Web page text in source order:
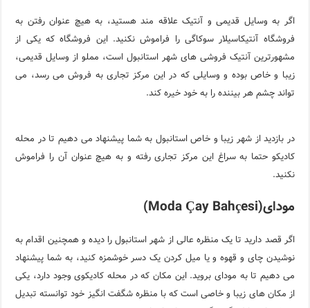
اگر به وسایل قدیمی و آنتیک علاقه مند هستید، به هیچ عنوان رفتن به
فروشگاه آنتیکاسیلار سوکاگی را فراموش نکنید. این فروشگاه که یکی از
مشهورترین آنتیک فروشی های شهر استانبول است، مملو از وسایل قدیمی،
زیبا و خاص بوده و وسایلی که در این مرکز تجاری به فروش می رسد، می
تواند چشم هر بیننده را به خود خیره کند.
در بازدید از شهر زیبا و خاص استانبول به شما پیشنهاد می دهیم تا در محله
کادیکو حتما به سراغ این مرکز تجاری رفته و به هیچ عنوان آن را فراموش
نکنید.
مودای(Moda Çay Bahçesi)
اگر قصد دارید تا یک منظره عالی از شهر استانبول را دیده و همچنین اقدام به
نوشیدن چای و قهوه و یا میل کردن یک دسر خوشمزه کنید، به شما پیشنهاد
می دهیم تا به مودای بروید. این مکان که در محله کادیکوی وجود دارد، یکی
از مکان های زیبا و خاصی است که با منظره شگفت انگیز خود توانسته تبدیل